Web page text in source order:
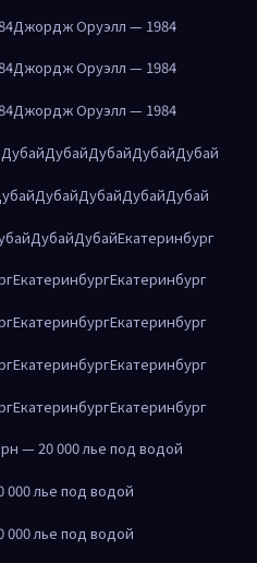
Джордж Оруэлл — 1984
Джордж Оруэлл — 1984
Джордж Оруэлл — 1984
ДубайДубайДубайДубайДубай
ДубайДубайДубайДубай
ДубайДубайЕкатеринбург
ЕкатеринбургЕкатеринбург
ЕкатеринбургЕкатеринбург
ЕкатеринбургЕкатеринбург
ЕкатеринбургЕкатеринбург
— 20 000 лье под водой
лье под водой
лье под водой